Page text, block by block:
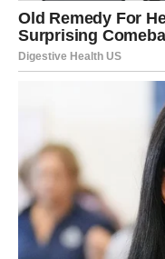
Škorpija ne zna za
duboko, intenzivno,
kroz emotivne lomove
Ali sada dolazi ljubav
Ako ste u
Dolazi razgovor koji
koje su dugo bile